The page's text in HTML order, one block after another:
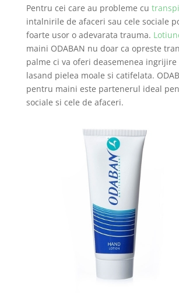
Pentru cei care au probleme cu
intalnirile de afaceri sau cele sociale
foarte usor o adevarata trauma.
maini ODABAN nu doar ca opreste
palme ci va oferi deasemenea
lasand pielea moale si catifelata.
pentru maini este partenerul ideal
sociale si cele de afaceri.